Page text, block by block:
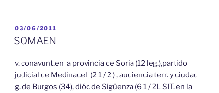
PUBLICADO
EL
03/06/2011
SOMAEN
v. conavunt.en la provincia de Soria (12 leg.),partido
judicial de Medinaceli (2 1 / 2 ) , audiencia terr. y ciudad
g. de Burgos (34), dióc de Sigüenza (6 1 / 2L SIT. en la